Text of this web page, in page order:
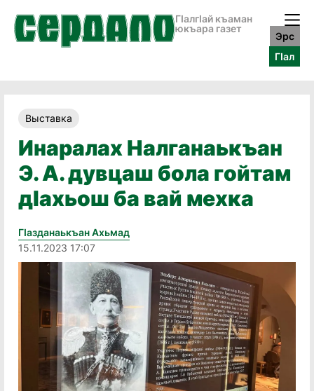
ГӀалгӀай къаман
юкъара газет
Эрс
ГӀал
Выставка
Инаралах Налганаькъан
Э. А. дувцаш бола гойтам
дӀахьош ба вай мехка
Гӏазданаькъан Ахьмад
15.11.2023 17:07